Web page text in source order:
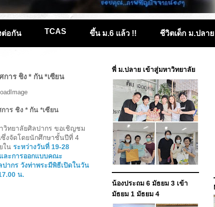
ต่อกัน TCAS ขึ้น ม.6 แล้ว !! ชีวิตเด็ก ม.ปลาย
าร ชิง * กัน *เซียน
าร ชิง * กัน *เซียน
าลัยศิลปากร ขอเชิญชม
งจัดโดยนักศึกษาชั้นปีที่ 4
ใน ระหว่างวันที่ 19-28
ละการออกแบบคณะ
ากร วังท่าพระมีพิธีเปิดในวัน
น.
พี่ ม.ปลาย เข้าสู่มหาวิทยาลัย
น้องประถม 6 มัธยม 3 เข้า
มัธยม 1 มัธยม 4